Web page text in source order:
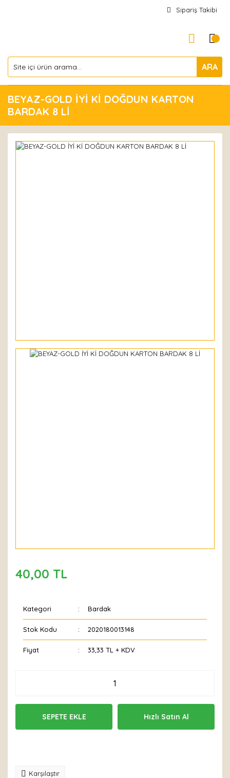
Sipariş Takibi
ARA
BEYAZ-GOLD İYİ Kİ DOĞDUN KARTON
BARDAK 8 Lİ
40,00 TL
Kategori Bardak
Stok Kodu 2020180013148
Fiyat 33,33 TL + KDV
SEPETE EKLE Hızlı Satın Al
Karşılaştır